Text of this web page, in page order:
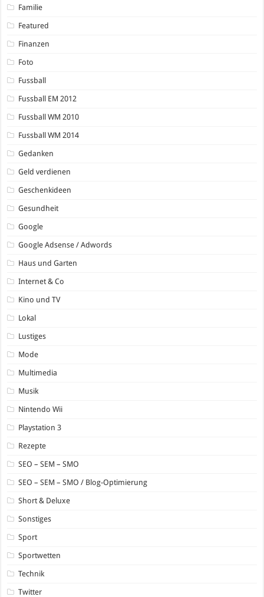
Familie
Featured
Finanzen
Foto
Fussball
Fussball EM 2012
Fussball WM 2010
Fussball WM 2014
Gedanken
Geld verdienen
Geschenkideen
Gesundheit
Google
Google Adsense / Adwords
Haus und Garten
Internet & Co
Kino und TV
Lokal
Lustiges
Mode
Multimedia
Musik
Nintendo Wii
Playstation 3
Rezepte
SEO – SEM – SMO
SEO – SEM – SMO / Blog-Optimierung
Short & Deluxe
Sonstiges
Sport
Sportwetten
Technik
Twitter